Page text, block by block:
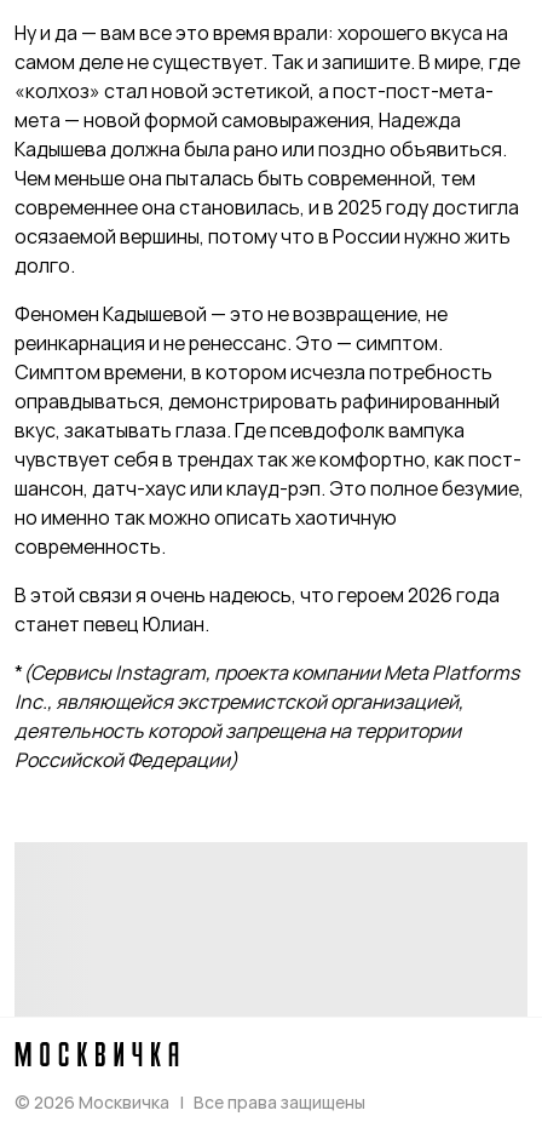
Ну и да — вам все это время врали: хорошего вкуса на
самом деле не существует. Так и запишите. В мире, где
«колхоз» стал новой эстетикой, а пост-пост-мета-
мета — новой формой самовыражения, Надежда
Кадышева должна была рано или поздно объявиться.
Чем меньше она пыталась быть современной, тем
современнее она становилась, и в 2025 году достигла
осязаемой вершины, потому что в России нужно жить
долго.
Феномен Кадышевой — это не возвращение, не
реинкарнация и не ренессанс. Это — симптом.
Симптом времени, в котором исчезла потребность
оправдываться, демонстрировать рафинированный
вкус, закатывать глаза. Где псевдофолк вампука
чувствует себя в трендах так же комфортно, как пост-
шансон, датч-хаус или клауд-рэп. Это полное безумие,
но именно так можно описать хаотичную
современность.
В этой связи я очень надеюсь, что героем 2026 года
станет певец Юлиан.
*(Сервисы Instagram, проекта компании Meta Platforms
Inc., являющейся экстремистской организацией,
деятельность которой запрещена на территории
Российской Федерации)
© 2026 Москвичка Все права защищены